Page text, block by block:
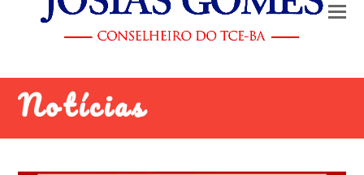
Notícias